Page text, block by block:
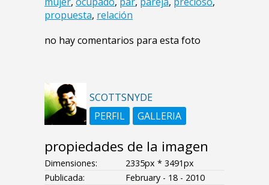
propuesta, relación
no hay comentarios para esta foto
SCOTTSNYDE
PERFIL
GALLERIA
propiedades de la imagen
Dimensiones:
2335px * 3491px
Publicada:
February - 18 - 2010